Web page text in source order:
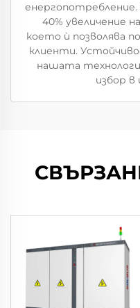
40% увеличение
което ѝ позволява
клиенти.
нашата
избор